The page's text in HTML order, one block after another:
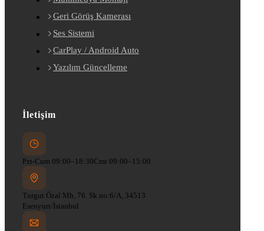
Geri Görüş Kamerası
Ses Sistemi
CarPlay / Android Auto
Yazılım Güncelleme
İletişim
Pzt-Cum 09:00–18:30Cmt 09:00–15:00
Turgut Özal Mh, 76. Sk no:6/A, 34513
Esenyurt/İstanbul